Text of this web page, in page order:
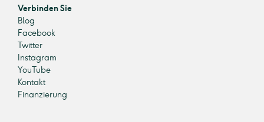
Verbinden Sie
Blog
Facebook
Twitter
Instagram
YouTube
Kontakt
Finanzierung